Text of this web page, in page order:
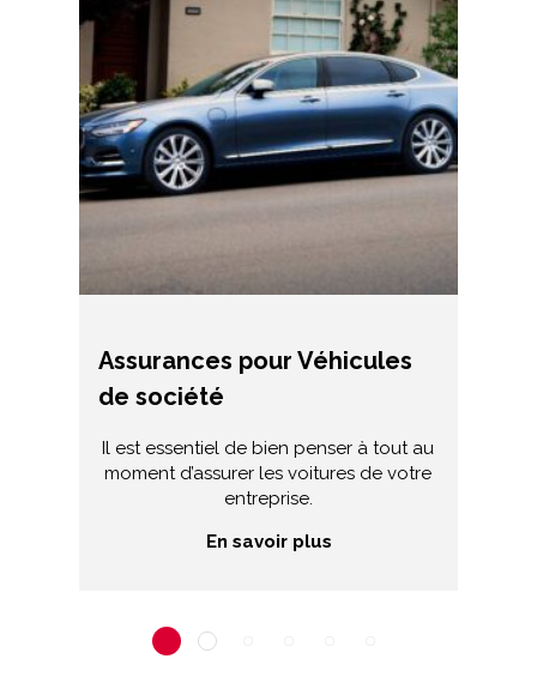
Assurances pour Véhicules
de société
Il est essentiel de bien penser à tout au
moment d’assurer les voitures de votre
entreprise.
En savoir plus